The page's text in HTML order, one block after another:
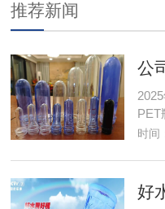
推荐新闻
公
PET
时间
好